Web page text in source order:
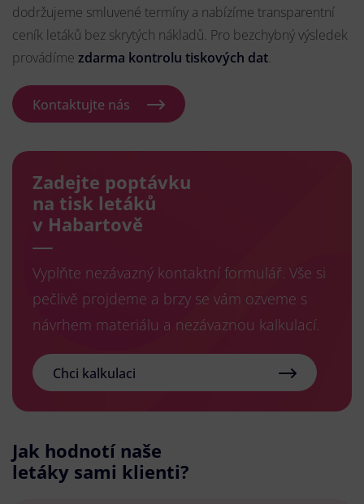
dodržujeme smluvené termíny a nabízíme transparentní
ceník letáků bez skrytých nákladů. Pro bezchybný výsledek
provádíme zdarma kontrolu tiskových dat.
Kontaktujte nás
Zadejte poptávku
na tisk letáků
v Habartově
Vyplňte nezávazný kontaktní formulář. Vše si
pečlivě projdeme a brzy se vám ozveme s
návrhem materiálu a nezávaznou kalkulací.
Chci kalkulaci
Jak hodnotí naše
letáky sami klienti?